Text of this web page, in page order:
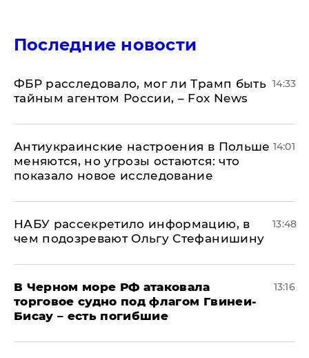
Последние новости
ФБР расследовало, мог ли Трамп быть
тайным агентом России, – Fox News
14:33
Антиукраинские настроения в Польше
меняются, но угрозы остаются: что
показало новое исследование
14:01
НАБУ рассекретило информацию, в
чем подозревают Ольгу Стефанишину
13:48
В Черном море РФ атаковала
торговое судно под флагом Гвинеи-
Бисау – есть погибшие
13:16